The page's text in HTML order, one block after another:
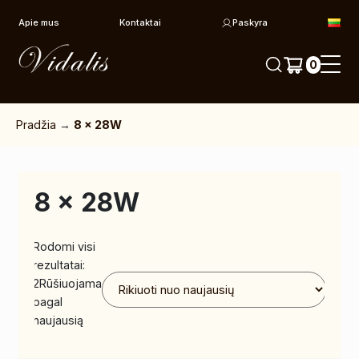
Apie mus Kontaktai Paskyra
0
Pradžia → 8 x 28W
8 x 28W
Rodomi visi
rezultatai:
2Rūšiuojama
pagal
naujausią